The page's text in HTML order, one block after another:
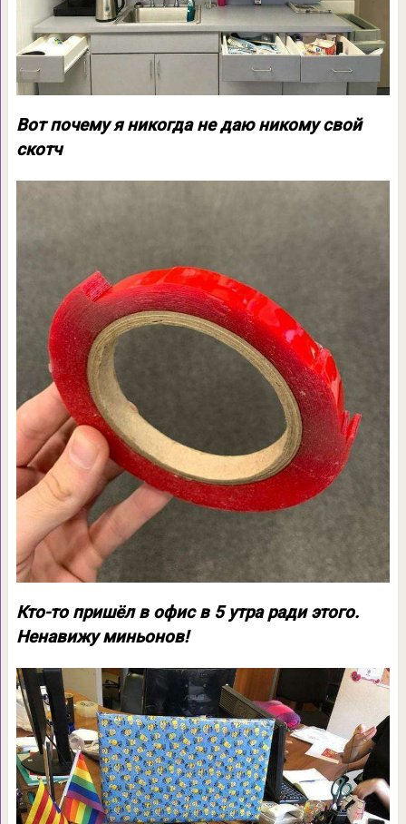
Вот почему я никогда не даю никому свой
скотч
Кто-то пришёл в офис в 5 утра ради этого.
Ненавижу миньонов!